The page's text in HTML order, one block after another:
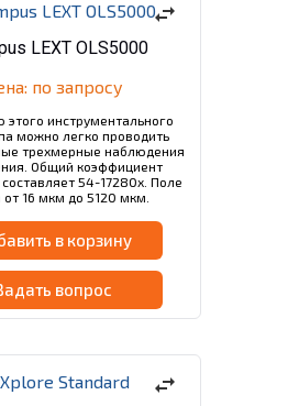
swap_horiz
LEXT OLS5000
по запросу
инструментального
можно легко проводить
трехмерные наблюдения
Общий коэффициент
54-17280x. Поле
от 16 мкм до 5120 мкм.
в корзину
вопрос
swap_horiz